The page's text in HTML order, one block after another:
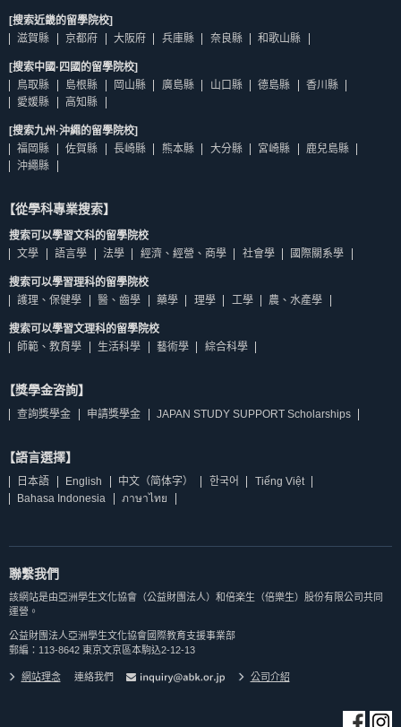
[搜索近畿的留學院校]
滋賀縣
京都府 大阪府 兵庫縣 奈良縣 和歌山縣
[搜索中國·四國的留學院校]
鳥取縣
島根縣 岡山縣 廣島縣 山口縣 德島縣
香川縣
愛媛縣
高知縣
[搜索九州·沖繩的留學院校]
福岡縣
佐賀縣 長崎縣 熊本縣 大分縣 宮崎縣
鹿兒島縣
沖繩縣
【從學科專業搜索】
搜索可以學習文科的留學院校
文學
語言學 法學 經濟、經營、商學 社會學 國際關系學
搜索可以學習理科的留學院校
護理、保健學
醫、齒學 藥學 理學 工學 農、水產學
搜索可以學習文理科的留學院校
師範、教育學
生活科學 藝術學 綜合科學
【獎學金咨詢】
查詢獎學金 申請獎學金 JAPAN STUDY SUPPORT Scholarships
【語言選擇】
日本語 English 中文（简体字） 한국어
Tiếng Việt
Bahasa Indonesia
ภาษาไทย
聯繫我們
該網站是由亞洲學生文化協會（公益財團法人）和倍楽生（倍樂生）股份有限公司共同
運營。
公益財團法人亞洲學生文化協會國際教育支援事業部
郵編：113-8642 東京文京區本駒込2-12-13
網站理念 連絡我們 公司介紹